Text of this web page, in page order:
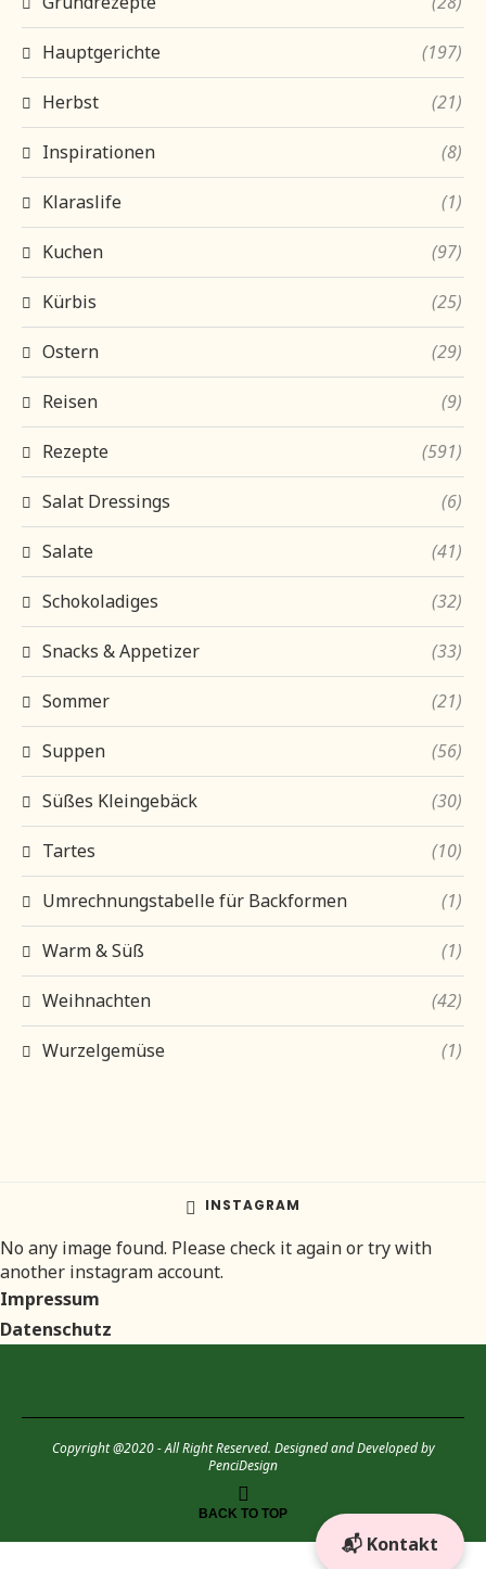
📬 Kontakt
Hauptgerichte (197)
Herbst (21)
Inspirationen (8)
Klaraslife (1)
Kuchen (97)
Kürbis (25)
Ostern (29)
Reisen (9)
Rezepte (591)
Salat Dressings (6)
Salate (41)
Schokoladiges (32)
Snacks & Appetizer (33)
Sommer (21)
Suppen (56)
Süßes Kleingebäck (30)
Tartes (10)
Umrechnungstabelle für Backformen (1)
Warm & Süß (1)
Weihnachten (42)
Wurzelgemüse (1)
INSTAGRAM
No any image found. Please check it again or try with
another instagram account.
Impressum
Datenschutz
Copyright @2020 - All Right Reserved. Designed and Developed by
PenciDesign
BACK TO TOP